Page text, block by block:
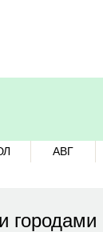
АВГ
городами